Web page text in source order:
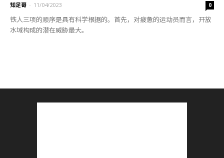
知足哥 - 11/04/2023 0
铁人三项的顺序是具有科学根据的。首先，对疲惫的运动员而言，开放
水域构成的潜在威胁最大。